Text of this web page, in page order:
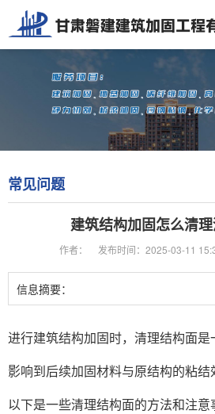
常见问题
建筑结构加固怎么清
作者： 发布时间：2025-03-11
信息摘要：
进行建筑结构加固时，清理结构面
影响到后续加固材料与原结构的粘结
以下是一些清理结构面的方法和注意